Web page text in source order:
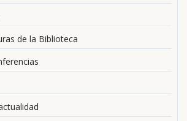
de la Biblioteca